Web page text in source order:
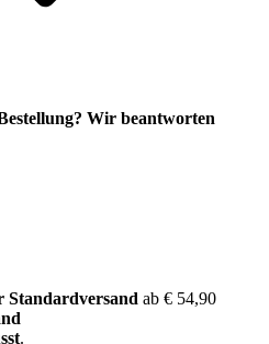
Wir beantworten
Standardversand ab € 54,90
.